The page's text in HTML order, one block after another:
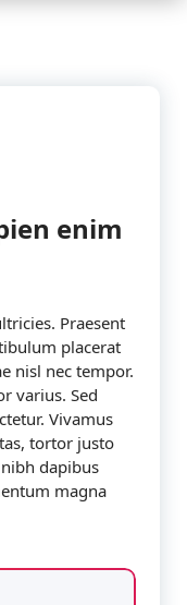
enim
Praesent
placerat
nisl nec tempor.
varius. Sed
Vivamus
tortor justo
dapibus
magna